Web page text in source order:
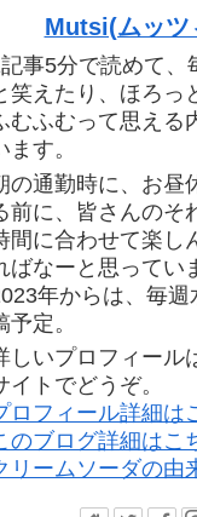
Mutsi(ムッツ
事5分で読めて、
笑えたり、ほろっ
むふむって思える
ます。
の通勤時に、お昼
前に、皆さんのそ
間に合わせて楽し
ばなーと思ってい
年からは、毎週
予定。
しいプロフィール
イトでどうぞ。
ロフィール詳細は
のブログ詳細はこ
リームソーダの由